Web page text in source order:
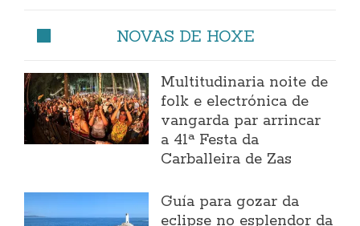
NOVAS DE HOXE
Multitudinaria noite de
folk e electrónica de
vangarda par arrincar
a 41ª Festa da
Carballeira de Zas
Guía para gozar da
eclipse no esplendor da